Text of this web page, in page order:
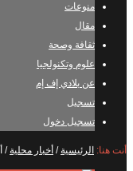
منوعات
مقال
ثقافة وصحة
علوم وتكنولجيا
عن بلادي إف إم
تسجيل
تسجيل دخول
أنت هنا: الرئيسية / أخبار محلية /